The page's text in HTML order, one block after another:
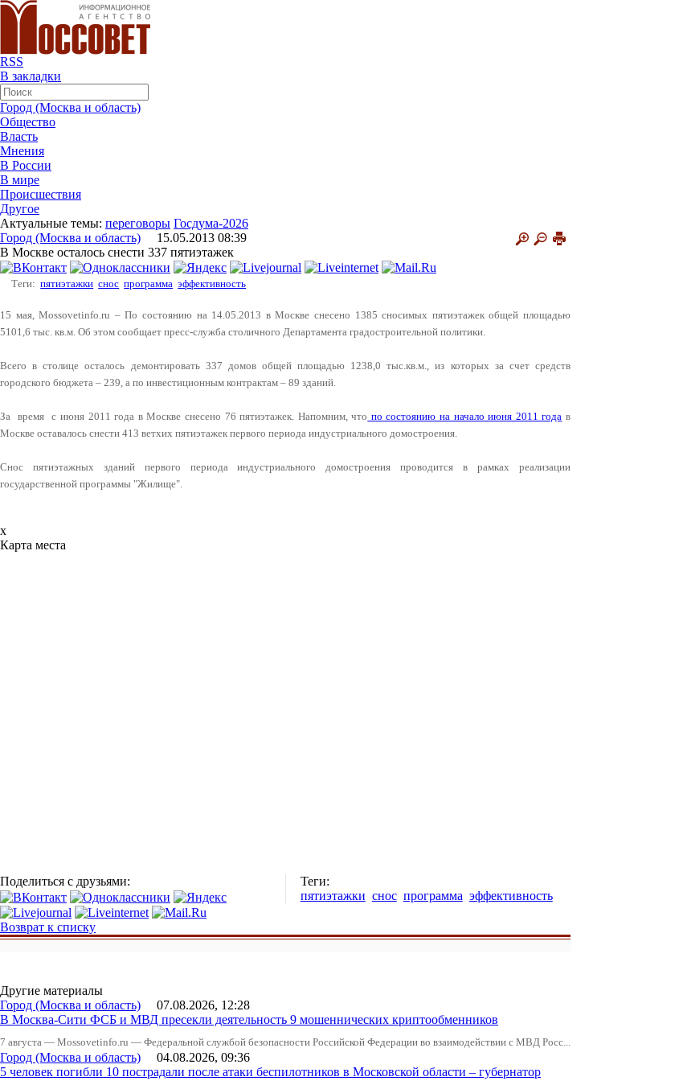
RSS
В закладки
Город (Москва и область)
Общество
Власть
Мнения
В России
В мире
Происшествия
Другое
Актуальные темы: переговоры Госдума-2026
Город (Москва и область) 15.05.2013 08:39
В Москве осталось снести 337 пятиэтажек
Теги: пятиэтажки снос программа эффективность
15 мая, Mossovetinfo.ru – По состоянию на 14.05.2013 в Москве снесено 1385 сносимых пятиэтажек общей площадью
5101,6 тыс. кв.м. Об этом сообщает пресс-служба столичного Департамента градостроительной политики.
Всего в столице осталось демонтировать 337 домов общей площадью 1238,0 тыс.кв.м., из которых за счет средств
городского бюджета – 239, а по инвестиционным контрактам – 89 зданий.
За время с июня 2011 года в Москве снесено 76 пятиэтажек. Напомним, что по состоянию на начало июня 2011 года в
Москве оставалось снести 413 ветхих пятиэтажек первого периода индустриального домостроения.
Снос пятиэтажных зданий первого периода индустриального домостроения проводится в рамках реализации
государственной программы "Жилище".
x
Карта места
Поделиться с друзьями:
Теги:
пятиэтажки снос программа эффективность
Возврат к списку
Другие материалы
Город (Москва и область) 07.08.2026, 12:28
В Москва-Сити ФСБ и МВД пресекли деятельность 9 мошеннических криптообменников
7 августа — Mossovetinfo.ru — Федеральной службой безопасности Российской Федерации во взаимодействии с МВД Росс...
Город (Москва и область) 04.08.2026, 09:36
5 человек погибли 10 пострадали после атаки беспилотников в Московской области – губернатор